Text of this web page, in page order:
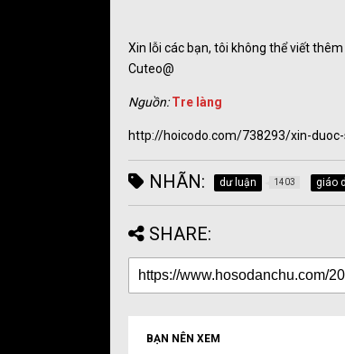
Xin lỗi các bạn, tôi không thể viết
Cuteo@
Nguồn: Tre làng
http://hoicodo.com/738293/xin-
NHÃN: dư luận 1403 giáo
SHARE:
BẠN NÊN XEM